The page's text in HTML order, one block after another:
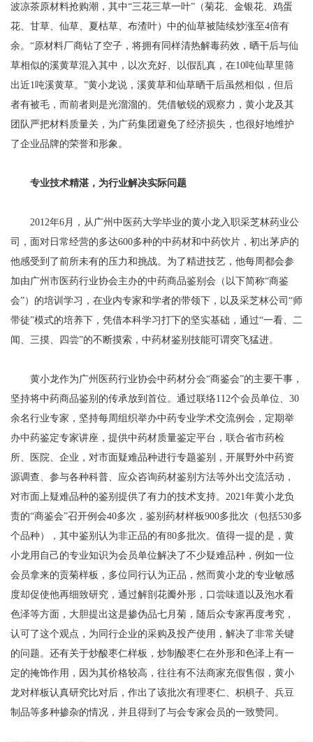
波凉茶原材料抢购潮，其中“三花三草一叶”（菊花、金银花、鸡蛋
花、甘草、仙草、夏枯草、布渣叶）中的仙草被陆续炒涨至4倍有
余。“原材料厂商钻了空子，将拥有同样清热解毒药效，晒干后与仙
草相似的溪黄草混入其中，以次充好、以假乱真，在10吨仙草里筛
出近1吨溪黄草。”黄小龙说，溪黄草和仙草晒干后虽然相似，但后
者有被毛，而前者则是光溜溜的。凭借敏锐的观察力，黄小龙及其
团队严把材料质量关，为广药集团避免了经济损失，也很好地维护
了企业品牌的荣誉和形象。
专业技术精湛，为行业解决实际问题
2012年6月，从广州中医药大学毕业的黄小龙入职采芝林药业公
司，面对日常经营的多达600多种的中药材和中药饮片，初出茅庐的
他感受到了前所未有的压力和挑战。为了精进技艺，他每周都会参
加由广州市医药行业协会主办的中药商品鉴别会（以下简称“商鉴
会”）的培训学习，在业内专家和学者的带领下，以及采芝林公司“师
带徒”模式的培养下，凭借本科学习打下的坚实基础，通过“一看、二
闻、三摸、四尝”的不断摸索，中药材鉴别技能可谓突飞猛进。
黄小龙作为广州医药行业协会中药材分会“商鉴会”的主要干事，
坚持将中药商品鉴别的传承放到首位。通过联络112个会员单位、30
余名行业专家，坚持每周组织举办中药专业学术交流例会，定期举
办中药鉴定专家讲座，提供中药材质量鉴定平台，联合省市药检
所、医院、企业，对市面疑难品种进行专题鉴别，开展野外中药资
源调查、参与各种科普、应众咨询药材鉴别方法等外出交流活动，
对市面上疑难品种的鉴别提供了有力的技术支持。2021年黄小龙负
责的“商鉴会”召开例会40多次，鉴别药材样板900多批次（包括530多
个品种），其中鉴别认为非正品的有80多批次。值得一提的是，黄
小龙用自己的专业知识为会员单位解决了不少疑难品种，例如一位
会员拿来的贡菊样板，多位同行认为正品，然而黄小龙的专业敏感
度却促使他再细致研究，通过解剖花瓣外形，口尝味道以及泡水看
色泽等方面，大胆提出这是掺伪品七月菊，随后众专家再度考究，
认可了这个观点，为同行企业的采购及投产使用，解决了非常关键
的问题。还有关于炒酸枣仁样板，炒制酸枣仁在外形和色泽上有一
定的掩饰作用，因为其价格较高，往往有不法商家充假售假，黄小
龙对样板认真研究比对后，作出了该批次有理枣仁、枳椇子、兵豆
制品等多种掺杂的情况，并且得到了与会专家会员的一致赞同。